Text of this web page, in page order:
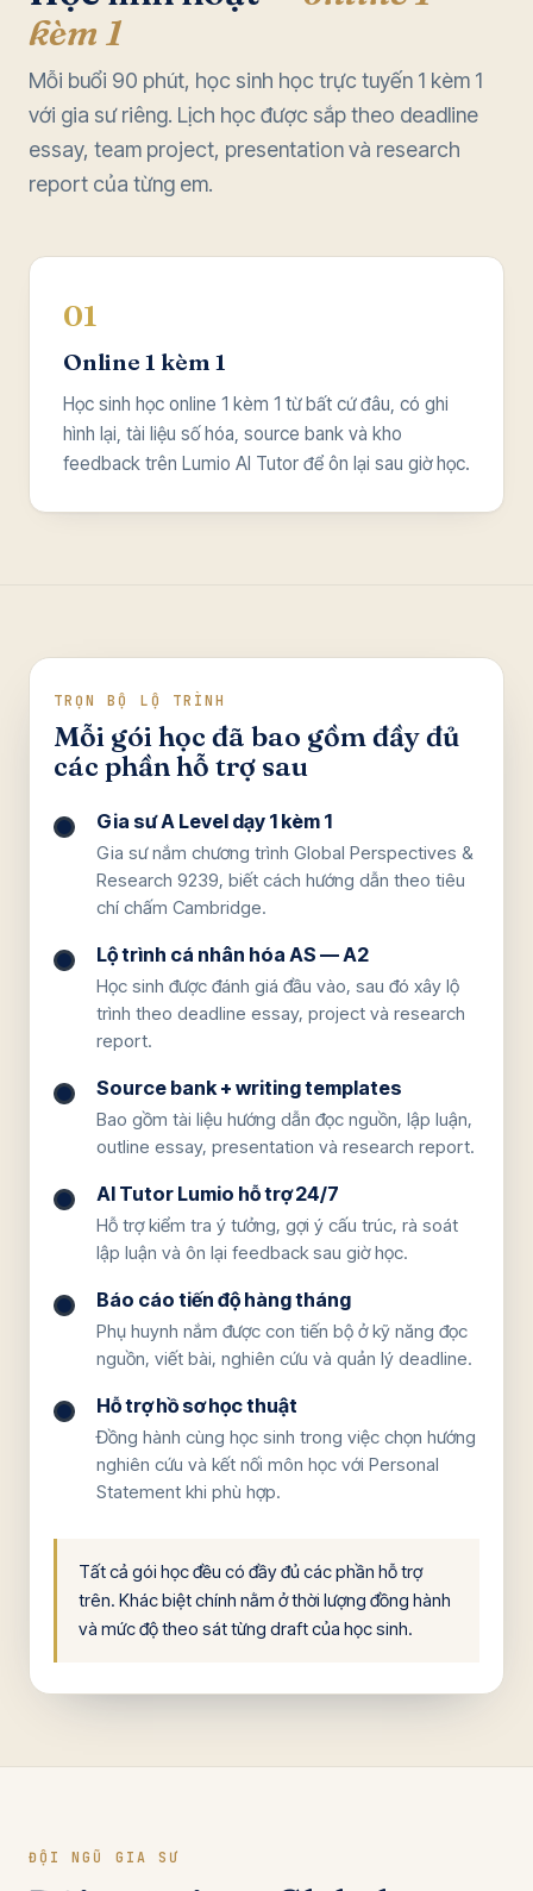
kèm 1
Mỗi buổi 90 phút, học sinh học trực tuyến 1 kèm 1
với gia sư riêng. Lịch học được sắp theo deadline
essay, team project, presentation và research
report của từng em.
01
Online 1 kèm 1
Học sinh học online 1 kèm 1 từ bất cứ đâu, có ghi
hình lại, tài liệu số hóa, source bank và kho
feedback trên Lumio AI Tutor để ôn lại sau giờ học.
TRỌN BỘ LỘ TRÌNH
Mỗi gói học đã bao gồm đầy đủ
các phần hỗ trợ sau
Gia sư A Level dạy 1 kèm 1
Gia sư nắm chương trình Global Perspectives &
Research 9239, biết cách hướng dẫn theo tiêu
chí chấm Cambridge.
Lộ trình cá nhân hóa AS — A2
Học sinh được đánh giá đầu vào, sau đó xây lộ
trình theo deadline essay, project và research
report.
Source bank + writing templates
Bao gồm tài liệu hướng dẫn đọc nguồn, lập luận,
outline essay, presentation và research report.
AI Tutor Lumio hỗ trợ 24/7
Hỗ trợ kiểm tra ý tưởng, gợi ý cấu trúc, rà soát
lập luận và ôn lại feedback sau giờ học.
Báo cáo tiến độ hàng tháng
Phụ huynh nắm được con tiến bộ ở kỹ năng đọc
nguồn, viết bài, nghiên cứu và quản lý deadline.
Hỗ trợ hồ sơ học thuật
Đồng hành cùng học sinh trong việc chọn hướng
nghiên cứu và kết nối môn học với Personal
Statement khi phù hợp.
Tất cả gói học đều có đầy đủ các phần hỗ trợ
trên. Khác biệt chính nằm ở thời lượng đồng hành
và mức độ theo sát từng draft của học sinh.
ĐỘI NGŨ GIA SƯ